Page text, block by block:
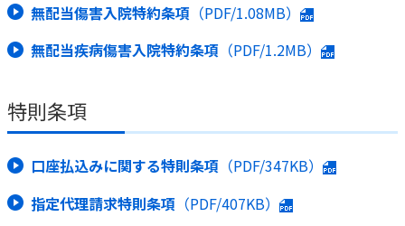
無配当傷害入院特約条項 （PDF/1.08MB）
無配当疾病傷害入院特約条項 （PDF/1.2MB）
特則条項
口座払込みに関する特則条項 （PDF/347KB）
指定代理請求特則条項 （PDF/407KB）